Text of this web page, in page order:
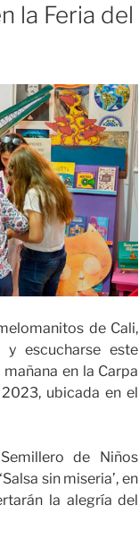
la Feria del
de Cali,
y escucharse este
en la Carpa
ubicada en el
de Niños
sin miseria’, en
la alegría del